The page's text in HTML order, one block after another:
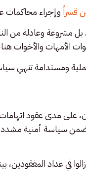
قسراًوإجراء محاكمات
وعادلة من
الأمهات والأخوات
ومستدامة تنهي
على مدى عقود
سياسة أمنية
في عداد